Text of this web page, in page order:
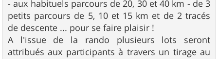
- aux habituels parcours de 20, 30 et 40 km - de 3
petits parcours de 5, 10 et 15 km et de 2 tracés
de descente ... pour se faire plaisir !
A l'issue de la rando plusieurs lots seront
attribués aux participants à travers un tirage au